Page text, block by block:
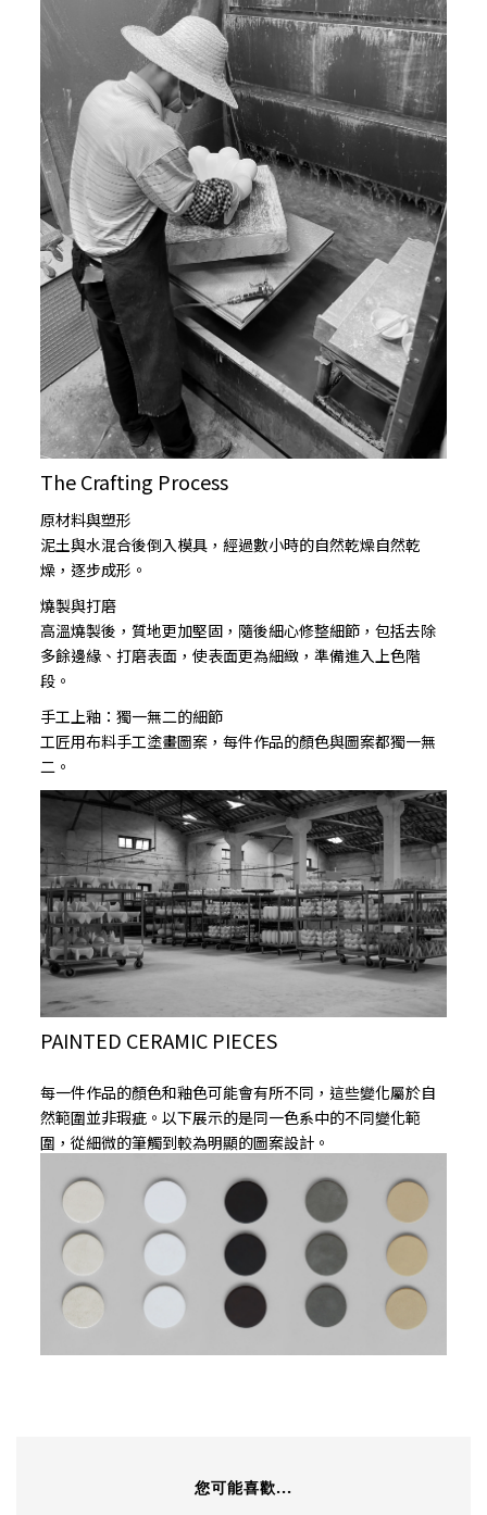
The Crafting Process
原材料與塑形
泥土與水混合後倒入模具，經過數小時的自然乾燥自然乾
燥，逐步成形。
燒製與打磨
高溫燒製後，質地更加堅固，隨後細心修整細節，包括去除
多餘邊緣、打磨表面，使表面更為細緻，準備進入上色階
段。
手工上釉：獨一無二的細節
工匠用布料手工塗畫圖案，每件作品的顏色與圖案都獨一無
二。
PAINTED CERAMIC PIECES
每一件作品的顏色和釉色可能會有所不同，這些變化屬於自
然範圍並非瑕疵。以下展示的是同一色系中的不同變化範
圍，從細微的筆觸到較為明顯的圖案設計。
您可能喜歡...